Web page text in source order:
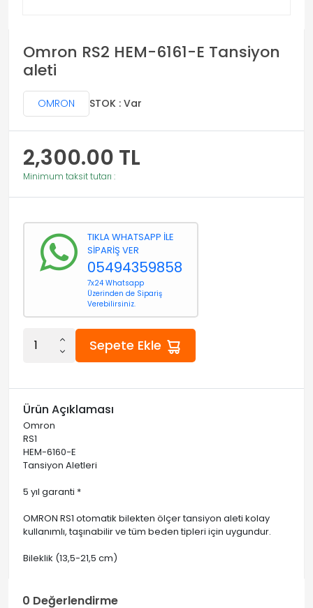
Omron RS2 HEM-6161-E Tansiyon
aleti
OMRON STOK : Var
2,300.00 TL
Minimum taksit tutarı :
TIKLA WHATSAPP İLE
SİPARİŞ VER
05494359858
7x24 Whatsapp
Üzerinden de Sipariş
Verebilirsiniz.
Sepete Ekle
Ürün Açıklaması
Omron
RS1
HEM-6160-E
Tansiyon Aletleri
5 yıl garanti *
OMRON RS1 otomatik bilekten ölçer tansiyon aleti kolay
kullanımlı, taşınabilir ve tüm beden tipleri için uygundur.
Bileklik (13,5-21,5 cm)
0 Değerlendirme